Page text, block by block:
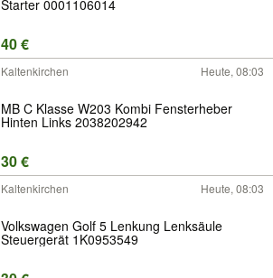
Starter 0001106014
40 €
Kaltenkirchen Heute, 08:03
MB C Klasse W203 Kombi Fensterheber
Hinten Links 2038202942
30 €
Kaltenkirchen Heute, 08:03
Volkswagen Golf 5 Lenkung Lenksäule
Steuergerät 1K0953549